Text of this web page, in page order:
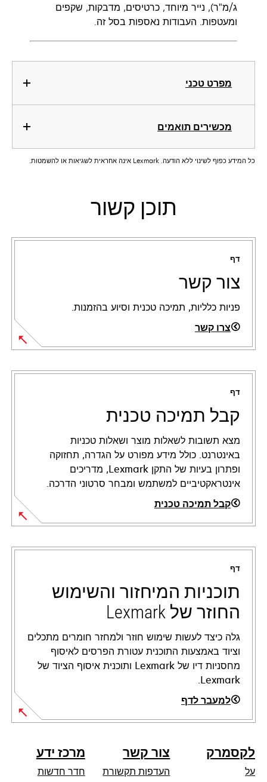
מפרט טכני
מכשירים תואמים
ג/מ"ר), נייר מיוחד, כרטיסים, מדבקות, שקפים
ומעטפות. העבודות נאספות בסל זה.
כל המידע כפוף לשינוי ללא הודעה. Lexmark אינה אחראית לשגיאות או להשמטות.
תוכן קשור
דף
צור קשר
פניות כלליות, תמיכה טכנית וסיוע בהזמנות.
צרו קשר
דף
קבל תמיכה טכנית
מצא תשובות לשאלות מוצר ושאלות טכניות
באינטרנט. כולל מידע מפורט על הגדרה, תחזוקה
ופתרון בעיות של התקן Lexmark, מדריכים
אינטראקטיביים למשתמש ומבחר סרטוני הדרכה.
קבל תמיכה טכנית
opens
in
new
tab
דף
תוכניות המיחזור והשימוש
החוזר של Lexmark
גלה כיצד לעשות שימוש חוזר ולמחזר חומרים מתכלים
וציוד באמצעות התוכנית עטורת הפרסים לאיסוף
מחסניות דיו של Lexmark ותוכנית איסוף הציוד של
Lexmark.
למעבר לדף
לקסמרק
על
צור קשר
העדפות תקשורת
מרכז ידע
חדר חדשות